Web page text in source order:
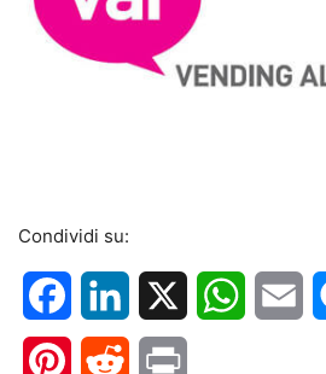
Condividi su:
FacebookLinkedIn
PinterestReddit